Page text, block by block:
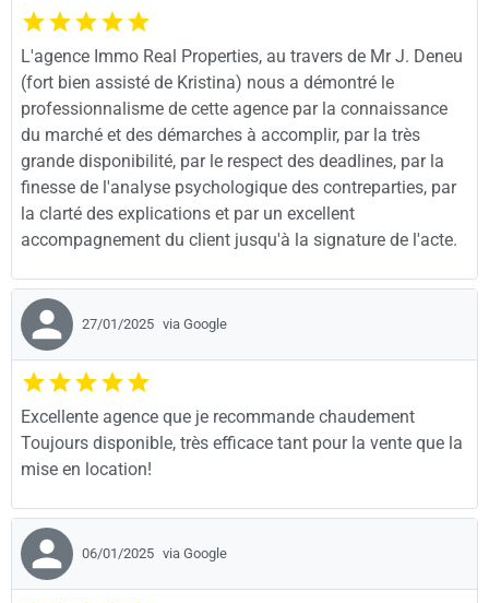
L'agence Immo Real Properties, au travers de Mr J. Deneu
(fort bien assisté de Kristina) nous a démontré le
professionnalisme de cette agence par la connaissance
du marché et des démarches à accomplir, par la très
grande disponibilité, par le respect des deadlines, par la
finesse de l'analyse psychologique des contreparties, par
la clarté des explications et par un excellent
accompagnement du client jusqu'à la signature de l'acte.
27/01/2025 via Google
Excellente agence que je recommande chaudement
Toujours disponible, très efficace tant pour la vente que la
mise en location!
06/01/2025 via Google